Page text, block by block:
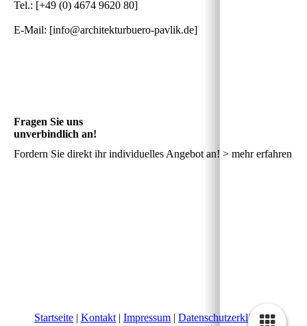
Tel.: [+49 (0) 4674 9620 80]
E-Mail: [info@architekturbuero-pavlik.de]
Fragen Sie uns
unverbindlich an!
Fordern Sie direkt ihr individuelles Angebot an! > mehr erfahren
Startseite | Kontakt | Impressum | Datenschutzerklärung